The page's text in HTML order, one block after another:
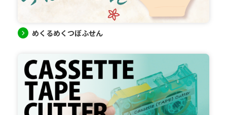
めくるめくつぼふせん